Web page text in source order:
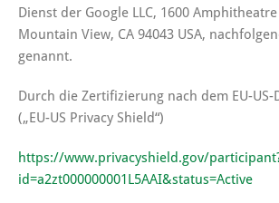
Dienst der Google LLC, 1600
Mountain View, CA 94043 USA,
genannt.
Durch die Zertifizierung nach dem EU-US-
(„EU-US Privacy Shield“)
https://www.privacyshield.gov/
id=a2zt000000001L5AAI&status=Active